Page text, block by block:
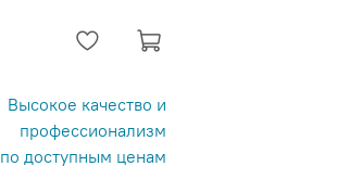
Высокое качество и
профессионализм
по доступным ценам